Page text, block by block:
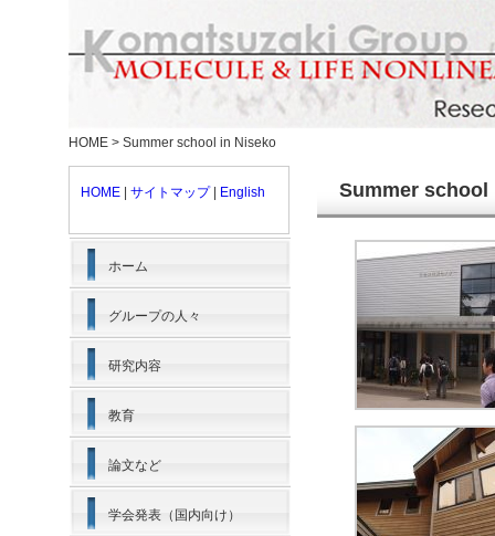
HOME > Summer school in Niseko
HOME サイトマップ| English
ホーム
グループの人々
研究内容
教育
論文など
学会発表（国内向け）
Summer school